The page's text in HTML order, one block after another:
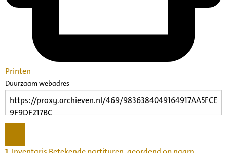
Printen
Duurzaam webadres